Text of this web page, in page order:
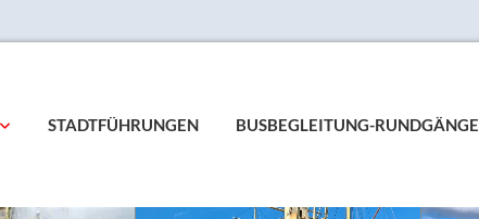
STADTFÜHRUNGEN BUSBEGLEITUNG-RUNDGÄNGE